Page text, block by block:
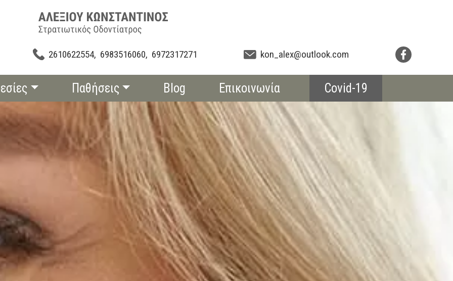
2610622554, 6983516060, 6972317271 kon_alex@outlook.com
Παθήσεις Blog Επικοινωνία Covid-19